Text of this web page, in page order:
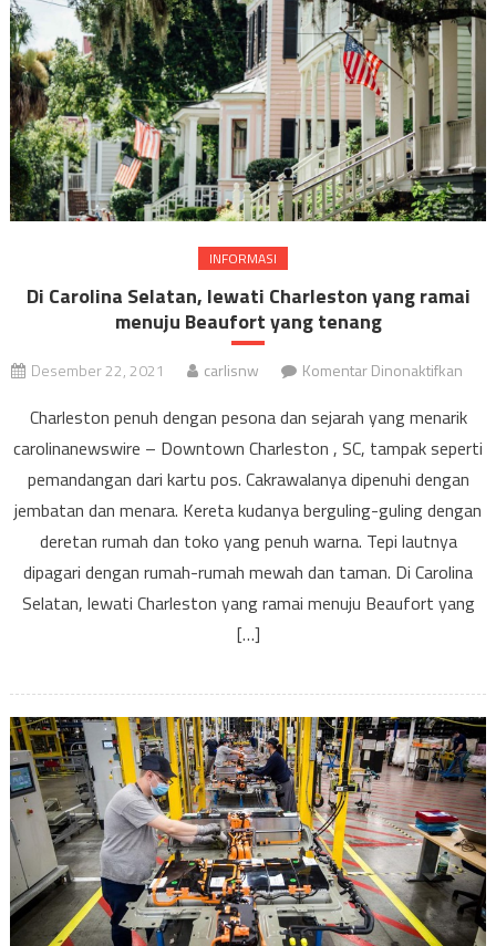
INFORMASI
Di Carolina Selatan, lewati Charleston yang ramai
menuju Beaufort yang tenang
Desember 22, 2021 carlisnw Komentar Dinonaktifkan
Charleston penuh dengan pesona dan sejarah yang menarik
carolinanewswire – Downtown Charleston , SC, tampak seperti
pemandangan dari kartu pos. Cakrawalanya dipenuhi dengan
jembatan dan menara. Kereta kudanya berguling-guling dengan
deretan rumah dan toko yang penuh warna. Tepi lautnya
dipagari dengan rumah-rumah mewah dan taman. Di Carolina
Selatan, lewati Charleston yang ramai menuju Beaufort yang
[…]